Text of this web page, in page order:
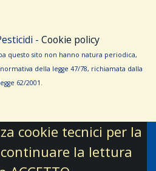
- Cookie policy
questo sito non hanno na­tura periodica,
della legge 47/78, richiamata dalla
62/­2001.
cookie tecnici per la
la lettura